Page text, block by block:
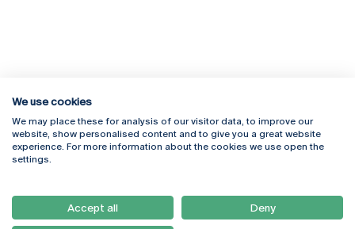
Rua Diogo Botelho 1327
4169-005 Porto
+351 226 196 240
Campus Online
Webmail
Como Chegar
Newsletter
We use cookies
We may place these for analysis of our visitor data, to improve our
website, show personalised content and to give you a great website
experience. For more information about the cookies we use open the
settings.
Accept all Deny